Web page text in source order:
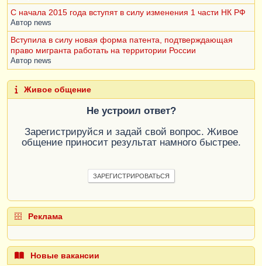
С начала 2015 года вступят в силу изменения 1 части НК РФ
Автор news
Вступила в силу новая форма патента, подтверждающая
право мигранта работать на территории России
Автор news
Живое общение
Не устроил ответ?
Зарегистрируйся и задай свой вопрос. Живое
общение приносит результат намного быстрее.
ЗАРЕГИСТРИРОВАТЬСЯ
Реклама
Новые вакансии